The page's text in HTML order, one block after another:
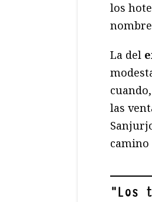
los
La del
las
camino
"Los